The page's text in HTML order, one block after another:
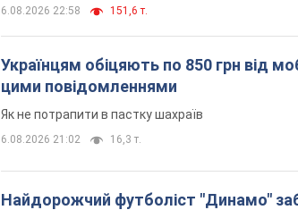
6.08.2026 22:58 151,6 т.
Українцям обіцяють по 850 грн від
цими повідомленнями
Як не потрапити в пастку шахраїв
6.08.2026 21:02 16,3 т.
Найдорожчий футболіст "Динамо"